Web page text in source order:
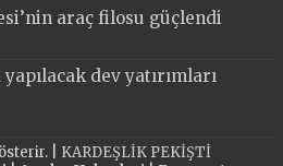
araç filosu güçlendi
dev yatırımları
| KARDEŞLİK PEKİŞTİ